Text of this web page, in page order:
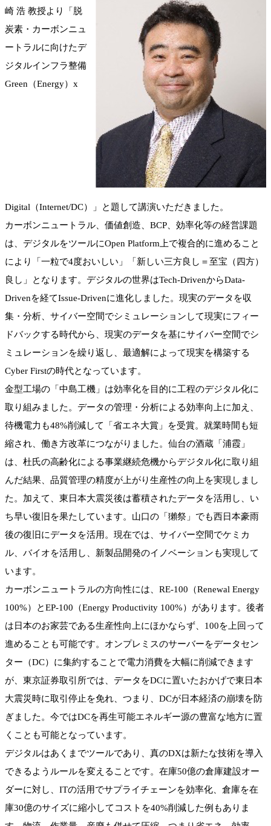
崎 浩 教授より「脱
炭素・カーボンニュ
ートラルに向けたデ
ジタルインフラ整備
Green（Energy）x
Digital（Internet/DC）」と題して講演いただきました。
カーボンニュートラル、価値創造、BCP、効率化等の経営課題
は、デジタルをツールにOpen Platform上で複合的に進めること
により「一粒で4度おいしい」「新しい三方良し＝至宝（四方）
良し」となります。デジタルの世界はTech-DrivenからData-
Drivenを経てIssue-Drivenに進化しました。現実のデータを収
集・分析、サイバー空間でシミュレーションして現実にフィー
ドバックする時代から、現実のデータを基にサイバー空間でシ
ミュレーションを繰り返し、最適解によって現実を構築する
Cyber Firstの時代となっています。
金型工場の「中島工機」は効率化を目的に工程のデジタル化に
取り組みました。データの管理・分析による効率向上に加え、
待機電力も48%削減して「省エネ大賞」を受賞。就業時間も短
縮され、働き方改革につながりました。仙台の酒蔵「浦霞」
は、杜氏の高齢化による事業継続危機からデジタル化に取り組
んだ結果、品質管理の精度が上がり生産性の向上を実現しまし
た。加えて、東日本大震災後は蓄積されたデータを活用し、い
ち早い復旧を果たしています。山口の「獺祭」でも西日本豪雨
後の復旧にデータを活用。現在では、サイバー空間でケミカ
ル、バイオを活用し、新製品開発のイノベーションも実現して
います。
カーボンニュートラルの方向性には、RE-100（Renewal Energy
100%）とEP-100（Energy Productivity 100%）があります。後者
は日本のお家芸である生産性向上にほかならず、100を上回って
進めることも可能です。オンプレミスのサーバーをデータセン
ター（DC）に集約することで電力消費を大幅に削減できます
が、東京証券取引所では、データをDCに置いたおかげで東日本
大震災時に取引停止を免れ、つまり、DCが日本経済の崩壊を防
ぎました。今ではDCを再生可能エネルギー源の豊富な地方に置
くことも可能となっています。
デジタルはあくまでツールであり、真のDXは新たな技術を導入
できるようルールを変えることです。在庫50億の倉庫建設オー
ダーに対し、ITの活用でサプライチェーンを効率化、倉庫を在
庫30億のサイズに縮小してコストを40%削減した例もありま